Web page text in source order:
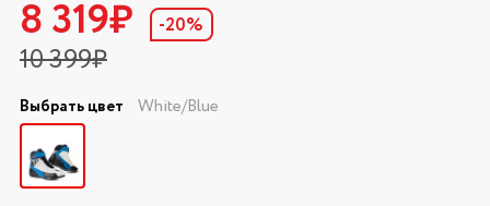
8 319₽
10 399₽
-20%
Выбрать цвет White/Blue